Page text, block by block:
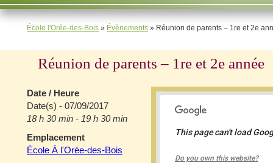
École l'Orée-des-Bois » Évènements » Réunion de parents – 1re et 2e
Réunion de parents – 1re et 2e année
École À l'Orée-
This page can't load
Do you own this website?
Date / Heure
Date(s) - 07/09/2017
18 h 30 min - 19 h 30 min
Emplacement
École À l'Orée-des-Bois